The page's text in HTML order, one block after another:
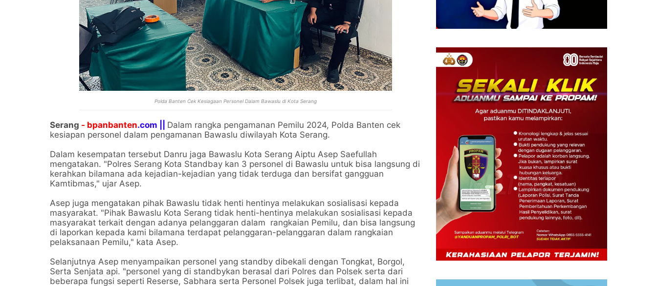
Polda Banten Cek Kesiagaan Personel Dalam Bawaslu di Kota Serang
Serang - bpanbanten.com || Dalam rangka pengamanan Pemilu 2024, Polda Banten cek
kesiapan personel dalam pengamanan Bawaslu diwilayah Kota Serang.
Dalam kesempatan tersebut Danru jaga Bawaslu Kota Serang Aiptu Asep Saefullah
mengatakan. "Polres Serang Kota Standbay kan 3 personel di Bawaslu untuk bisa langsung di
kerahkan bilamana ada kejadian-kejadian yang tidak terduga dan bersifat gangguan
Kamtibmas," ujar Asep.
Asep juga mengatakan pihak Bawaslu tidak henti hentinya melakukan sosialisasi kepada
masyarakat. "Pihak Bawaslu Kota Serang tidak henti-hentinya melakukan sosialisasi kepada
masyarakat terkait dengan adanya pelanggaran dalam rangkaian Pemilu, dan bisa langsung
di laporkan kepada kami bilamana terdapat pelanggaran-pelanggaran dalam rangkaian
pelaksanaan Pemilu," kata Asep.
Selanjutnya Asep menyampaikan personel yang standby dibekali dengan Tongkat, Borgol,
Serta Senjata api. "personel yang di standbykan berasal dari Polres dan Polsek serta dari
beberapa fungsi seperti Reserse, Sabhara serta Personel Polsek juga terlibat, dalam hal ini